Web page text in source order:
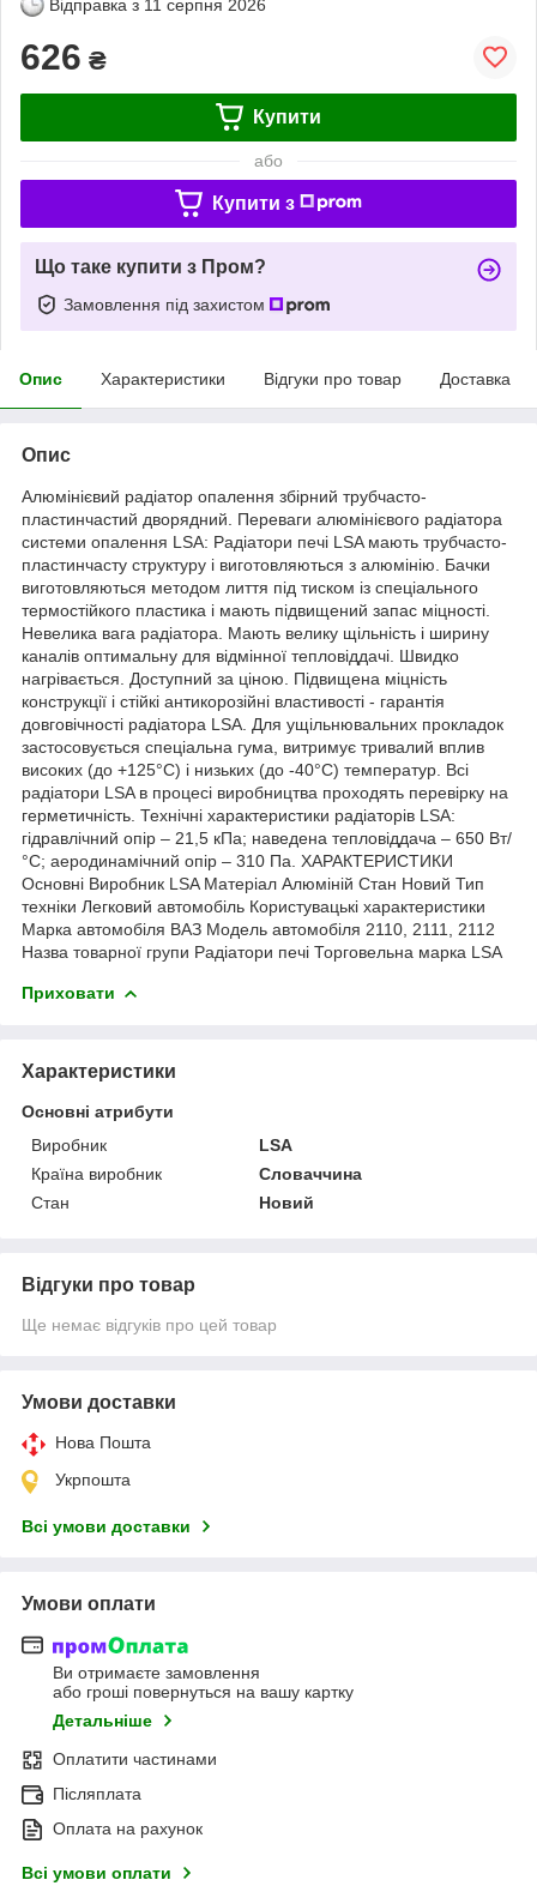
Відправка з 11 серпня 2026
626 ₴
Купити
або
Купити з
Що таке купити з Пром?
Замовлення під захистом
Опис Характеристики Відгуки про товар Доставка
Опис
Алюмінієвий радіатор опалення збірний трубчасто-
пластинчастий дворядний. Переваги алюмінієвого радіатора
системи опалення LSA: Радіатори печі LSA мають трубчасто-
пластинчасту структуру і виготовляються з алюмінію. Бачки
виготовляються методом лиття під тиском із спеціального
термостійкого пластика і мають підвищений запас міцності.
Невелика вага радіатора. Мають велику щільність і ширину
каналів оптимальну для відмінної тепловіддачі. Швидко
нагрівається. Доступний за ціною. Підвищена міцність
конструкції і стійкі антикорозійні властивості - гарантія
довговічності радіатора LSA. Для ущільнювальних прокладок
застосовується спеціальна гума, витримує тривалий вплив
високих (до +125°C) і низьких (до -40°C) температур. Всі
радіатори LSA в процесі виробництва проходять перевірку на
герметичність. Технічні характеристики радіаторів LSA:
гідравлічний опір – 21,5 кПа; наведена тепловіддача – 650 Вт/
°С; аеродинамічний опір – 310 Па. ХАРАКТЕРИСТИКИ
Основні Виробник LSA Матеріал Алюміній Стан Новий Тип
техніки Легковий автомобіль Користувацькі характеристики
Марка автомобіля ВАЗ Модель автомобіля 2110, 2111, 2112
Назва товарної групи Радіатори печі Торговельна марка LSA
Приховати
Характеристики
Основні атрибути
Виробник
LSA
Країна виробник
Словаччина
Стан
Новий
Відгуки про товар
Ще немає відгуків про цей товар
Умови доставки
Нова Пошта
Укрпошта
Всі умови доставки
Умови оплати
Ви отримаєте замовлення
або гроші повернуться на вашу картку
Детальніше
Оплатити частинами
Післяплата
Оплата на рахунок
Всі умови оплати